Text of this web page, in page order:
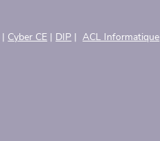
Cyber CE DIP |ACL Informatique